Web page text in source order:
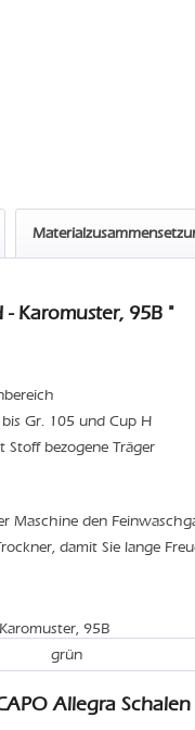
Karomuster, 95B "
Gr. 105 und Cup H
bezogene Träger
Maschine den
damit Sie lange
95B
grün
Allegra Schalen